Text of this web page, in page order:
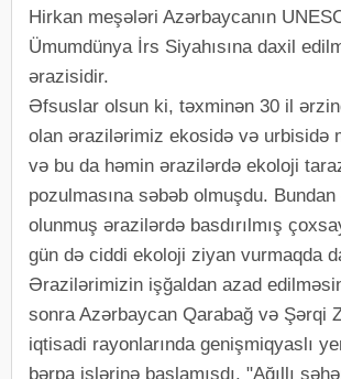
Hirkan meşələri Azərbaycanın
Ümumdünya İrs Siyahısına daxil
ərazisidir.
Əfsuslar olsun ki, təxminən 30 il
olan ərazilərimiz ekosidə və urbisidə
və bu da həmin ərazilərdə ekoloji
pozulmasına səbəb olmuşdu.
olunmuş ərazilərdə basdırılmış
gün də ciddi ekoloji ziyan vurmaqda
Ərazilərimizin işğaldan azad
sonra Azərbaycan Qarabağ və Şərqi
iqtisadi rayonlarında genişmiqyaslı
bərpa işlərinə başlamışdı. "Ağıllı